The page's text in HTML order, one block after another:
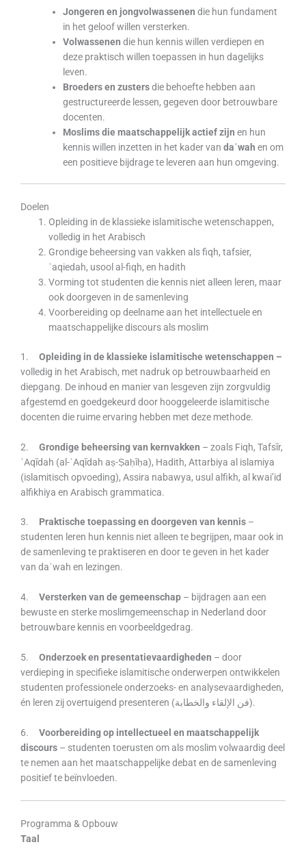
Jongeren en jongvolwassenen die hun fundament
in het geloof willen versterken.
Volwassenen die hun kennis willen verdiepen en
deze praktisch willen toepassen in hun dagelijks
leven.
Broeders en zustersdie behoefte hebben aan
gestructureerde lessen, gegeven door betrouwbare
docenten.
Moslims die maatschappelijk actief zijn en hun
kennis willen inzetten in het kader van daʿwah en om
een positieve bijdrage te leveren aan hun omgeving.
Doelen
Opleiding in de klassieke islamitische wetenschappen,
volledig in het Arabisch
Grondige beheersing van vakken als fiqh, tafsier,
ʿaqiedah, usool al-fiqh, en hadith
Vorming tot studenten die kennis niet alleen leren, maar
ook doorgeven in de samenleving
Voorbereiding op deelname aan het intellectuele en
maatschappelijke discours als moslim
1. Opleiding in de klassieke islamitische wetenschappen –
volledig in het Arabisch, met nadruk op betrouwbaarheid en
diepgang. De inhoud en manier van lesgeven zijn zorgvuldig
afgestemd en goedgekeurd door hooggeleerde islamitische
docenten die ruime ervaring hebben met deze methode.
2. Grondige beheersing van kernvakken – zoals Fiqh, Tafsīr,
ʿAqīdah (al-ʿAqīdah aṣ-Ṣaḥīḥa), Hadith, Attarbiya al islamiya
(islamitisch opvoeding), Assira nabawya, usul alfikh, al kwai’id
alfikhiya en Arabisch grammatica.
3. Praktische toepassing en doorgeven van kennis –
studenten leren hun kennis niet alleen te begrijpen, maar ook in
de samenleving te praktiseren en door te geven in het kader
van daʿwah en lezingen.
4. Versterken van de gemeenschap – bijdragen aan een
bewuste en sterke moslimgemeenschap in Nederland door
betrouwbare kennis en voorbeeldgedrag.
5. Onderzoek en presentatievaardigheden – door
verdieping in specifieke islamitische onderwerpen ontwikkelen
studenten professionele onderzoeks- en analysevaardigheden,
én leren zij overtuigend presenteren (فن الإلقاء والخطابة).
6. Voorbereiding op intellectueel en maatschappelijk
discours – studenten toerusten om als moslim volwaardig deel
te nemen aan het maatschappelijke debat en de samenleving
positief te beïnvloeden.
Programma & Opbouw
Taal